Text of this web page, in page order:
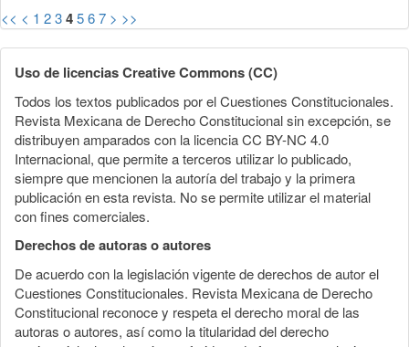
<< < 1 234567 > >>
Uso de licencias Creative Commons (CC)
Todos los textos publicados por el Cuestiones Constitucionales.
Revista Mexicana de Derecho Constitucional sin excepción, se
distribuyen amparados con la licencia CC BY-NC 4.0
Internacional, que permite a terceros utilizar lo publicado,
siempre que mencionen la autoría del trabajo y la primera
publicación en esta revista. No se permite utilizar el material
con fines comerciales.
Derechos de autoras o autores
De acuerdo con la legislación vigente de derechos de autor el
Cuestiones Constitucionales. Revista Mexicana de Derecho
Constitucional reconoce y respeta el derecho moral de las
autoras o autores, así como la titularidad del derecho